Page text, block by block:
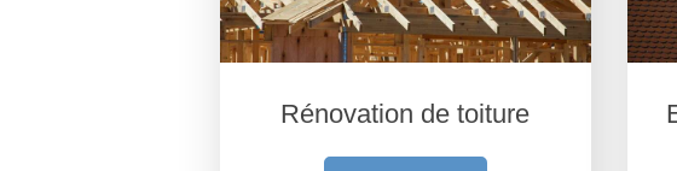
Rénovation de toiture